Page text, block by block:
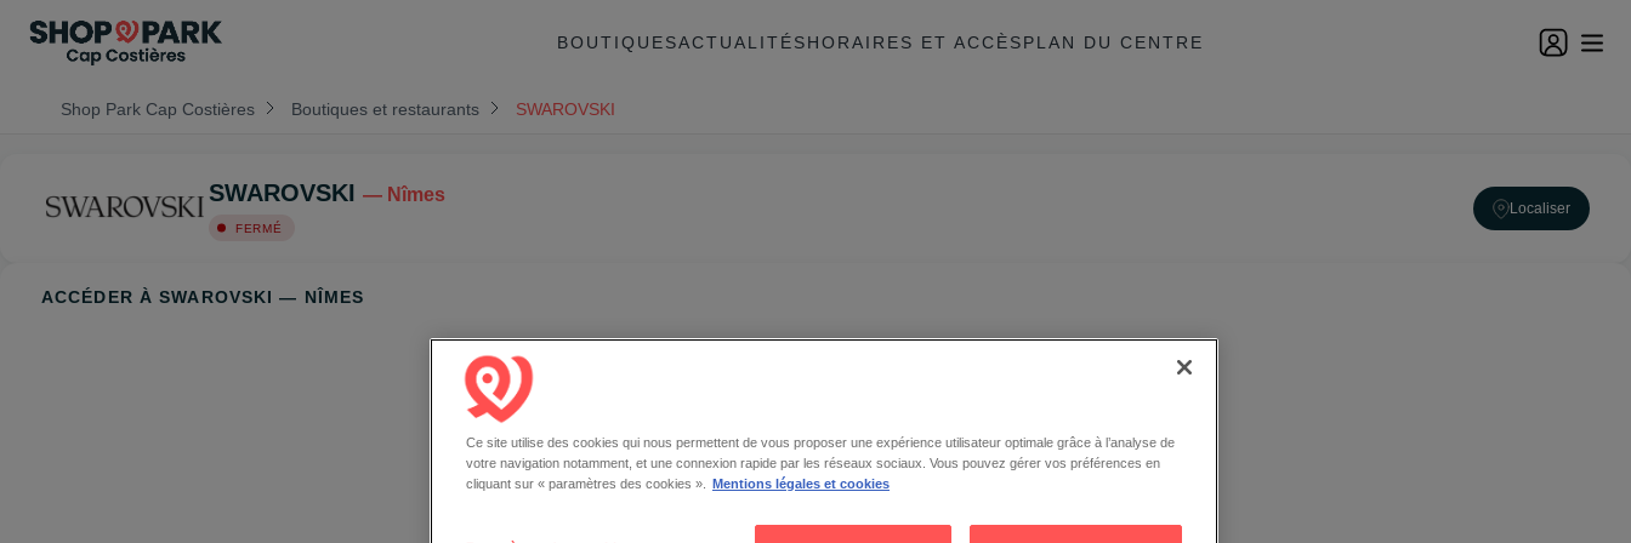
BOUTIQUESACTUALITÉSHORAIRES ET ACCÈSPLAN DU CENTRE
Shop Park Cap Costières Boutiques et restaurants SWAROVSKI
SWAROVSKI — Nîmes
FERMÉ
Localiser
ACCÉDER À SWAROVSKI — NÎMES
Ce site utilise des cookies qui nous permettent de vous proposer une expérience utilisateur optimale grâce à l’analyse de
votre navigation notamment, et une connexion rapide par les réseaux sociaux. Vous pouvez gérer vos préférences en
cliquant sur « paramètres des cookies ».
Mentions légales et cookies